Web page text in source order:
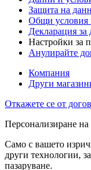
Защита на
Общи условия
Декларация за
Настройки за
Анулирайте
Компания
Други
Откажете се от
Персонализиране на
Само с вашето
други технологии,
пазаруване.